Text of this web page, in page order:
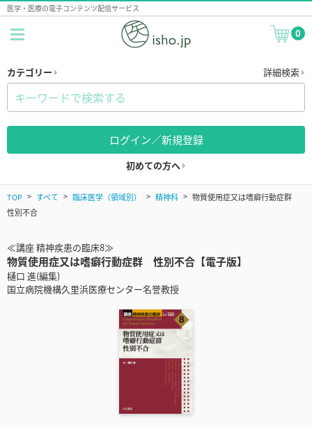
医学・医療の電子コンテンツ配信サービス
0
カテゴリー 詳細検索
ログイン／新規登録
初めての方へ
TOP すべて 臨床医学（領域別） 精神科
物質使用症又は嗜癖行動症群
性別不合
≪講座 精神疾患の臨床8≫
物質使用症又は嗜癖行動症群 性別不合【電子版】
樋口 進(編集)
国立病院機構久里浜医療センター名誉教授